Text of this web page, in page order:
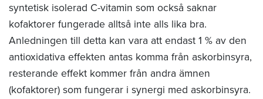
syntetisk isolerad C-vitamin som också saknar
kofaktorer fungerade alltså inte alls lika bra.
Anledningen till detta kan vara att endast 1 % av den
antioxidativa effekten antas komma från askorbinsyra,
resterande effekt kommer från andra ämnen
(kofaktorer) som fungerar i synergi med askorbinsyra.